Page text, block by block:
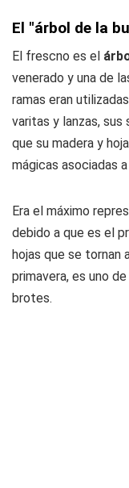
El "árbol de la
El frescno es el
venerado y una de
ramas eran
varitas y lanzas, sus
que su madera y
mágicas asociadas
Era el máximo
debido a que es el
hojas que se tornan
primavera, es uno
brotes.